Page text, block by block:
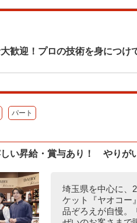
大歓迎！プロの技術を身につ
パート
しい昇給・賞与あり！ やりが
埼玉県を中心に、
ケット『ヤオコー
品ぞろえが自慢。